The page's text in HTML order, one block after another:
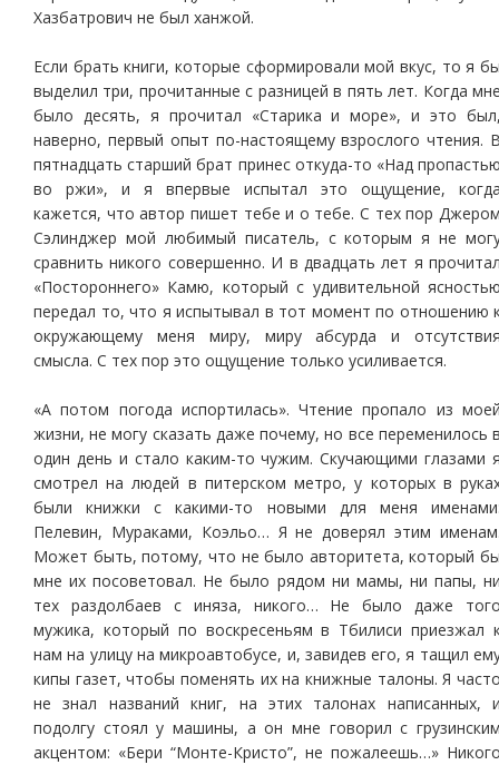
Хазбатрович не был ханжой.
Если брать книги, которые сформировали мой вкус, то я
выделил три, прочитанные с разницей в пять лет. Когда
было десять, я прочитал «Старика и море», и это
наверно, первый опыт по-настоящему взрослого чтения.
пятнадцать старший брат принес откуда-то «Над
во ржи», и я впервые испытал это ощущение,
кажется, что автор пишет тебе и о тебе. С тех пор
Сэлинджер мой любимый писатель, с которым я не
сравнить никого совершенно. И в двадцать лет я
«Постороннего» Камю, который с удивительной
передал то, что я испытывал в тот момент по отношению
окружающему меня миру, миру абсурда и
смысла. С тех пор это ощущение только усиливается.
«А потом погода испортилась». Чтение пропало из
жизни, не могу сказать даже почему, но все переменилось
один день и стало каким-то чужим. Скучающими глазами
смотрел на людей в питерском метро, у которых в
были книжки с какими-то новыми для меня
Пелевин, Мураками, Коэльо… Я не доверял этим
Может быть, потому, что не было авторитета, который
мне их посоветовал. Не было рядом ни мамы, ни папы,
тех раздолбаев с иняза, никого… Не было даже
мужика, который по воскресеньям в Тбилиси приезжал
нам на улицу на микроавтобусе, и, завидев его, я тащил
кипы газет, чтобы поменять их на книжные талоны. Я
не знал названий книг, на этих талонах написанных,
подолгу стоял у машины, а он мне говорил с
акцентом: «Бери “Монте-Кристо”, не пожалеешь…»